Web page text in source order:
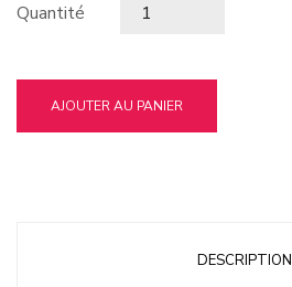
Quantité
AJOUTER AU PANIER
DESCRIPTION